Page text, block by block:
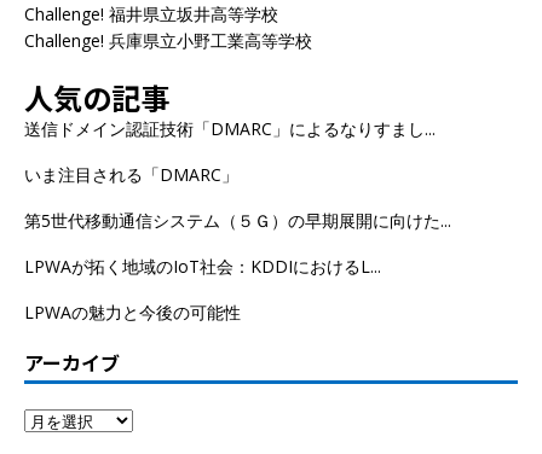
Challenge! 福井県立坂井高等学校
Challenge! 兵庫県立小野工業高等学校
人気の記事
送信ドメイン認証技術「DMARC」によるなりすまし...
いま注目される「DMARC」
第5世代移動通信システム（５Ｇ）の早期展開に向けた...
LPWAが拓く地域のIoT社会：KDDIにおけるL...
LPWAの魅力と今後の可能性
アーカイブ